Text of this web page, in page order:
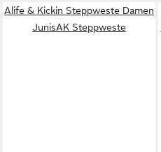
Alife & Kickin Steppweste Damen
JunisAK Steppweste